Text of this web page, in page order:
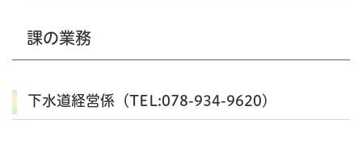
課の業務
下水道経営係（TEL:078-934-9620)